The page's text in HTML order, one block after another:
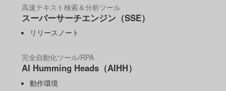
高速テキスト検索＆分析ツール
スーパーサーチエンジン（SSE）
リリースノート
完全自動化ツール/RPA
AI Humming Heads（AIHH）
動作環境